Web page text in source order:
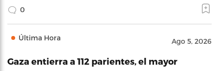
0
Última Hora Ago 5, 2026
Gaza entierra a 112 parientes, el mayor